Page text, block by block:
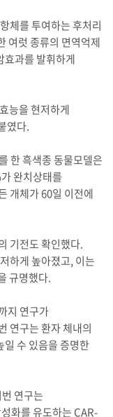
체를 투여하는 후처리
여럿 종류의 면역억제
효과를 발휘하게
능을 현저하게
였다.
한 흑색종 동물모델은
완치상태를
개체가 60일 이전에
기전도 확인했다.
하게 높아졌고, 이는
규명했다.
지 연구가
연구는 환자 체내의
수 있음을 증명한
연구는
화를 유도하는 CAR-